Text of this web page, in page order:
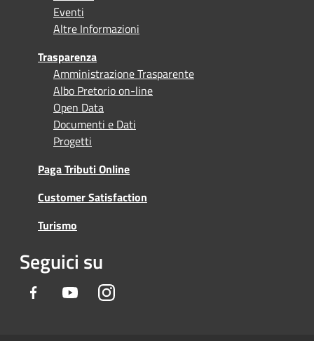
Eventi
Altre Informazioni
Trasparenza
Amministrazione Trasparente
Albo Pretorio on-line
Open Data
Documenti e Dati
Progetti
Paga Tributi Online
Customer Satisfaction
Turismo
Seguici su
Facebook YoutubeInstagram